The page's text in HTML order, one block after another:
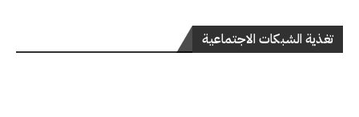
تغذية الشبكات الاجتماعية